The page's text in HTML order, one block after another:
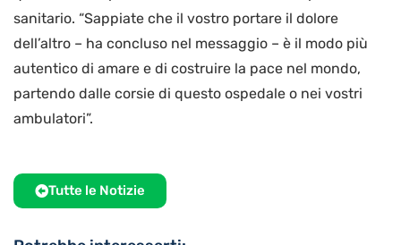
sanitario. “Sappiate che il vostro portare il dolore
dell’altro – ha concluso nel messaggio – è il modo più
autentico di amare e di costruire la pace nel mondo,
partendo dalle corsie di questo ospedale o nei vostri
ambulatori”.
Tutte le Notizie